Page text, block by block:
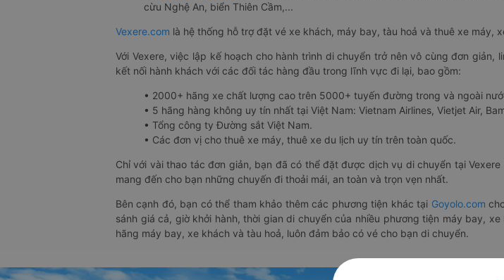
cừu Nghệ An, biển Thiên Cầm,...
Vexere.com là hệ thống hỗ trợ đặt vé xe khách, máy bay, tàu hoả và thuê xe máy,
Với Vexere, việc lập kế hoạch cho hành trình di chuyển trở nên vô cùng đơn
kết nối hành khách với các đối tác hàng đầu trong lĩnh vực đi lại, bao gồm:
• 2000+ hãng xe chất lượng cao trên 5000+ tuyến đường trong và ngoài
• 5 hãng hàng không uy tín nhất tại Việt Nam: Vietnam Airlines, Vietjet Air,
• Tổng công ty Đường sắt Việt Nam.
• Các đơn vị cho thuê xe máy, thuê xe du lịch uy tín trên toàn quốc.
Chỉ với vài thao tác đơn giản, bạn đã có thể đặt được dịch vụ di chuyển tại
mang đến cho bạn những chuyến đi thoải mái, an toàn và trọn vẹn nhất.
Bên cạnh đó, bạn có thể tham khảo thêm các phương tiện khác tại Goyolo.com
sánh giá cả, giờ khởi hành, thời gian di chuyển của nhiều phương tiện máy bay,
hãng máy bay, xe khách và tàu hoả, luôn đảm bảo có vé cho bạn di chuyển.